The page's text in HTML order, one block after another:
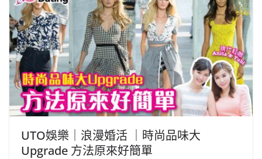
UTO娛樂｜浪漫婚活 ｜時尚品味大
Upgrade 方法原來好簡單